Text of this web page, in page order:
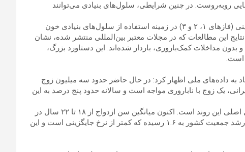
روبه‌روست. در چنین شرایطی، سلول‌های بنیادی می‌توانند
وی ادامه داد: در پژوهشگاه ابن‌سینا تاکنون سه کارآزمایی بالینی (فازهای ۱، ۲ و ۳) در زمینه استفاده از سلول‌های بنیادی خون
این مطالعات که در مجلات معتبر بین‌المللی منتشر شده، نشان
و بدون مداخلات کمک‌باروری، باردار شده‌اند. این دستاورد بزرگ،
است.
به داده‌های ملی اظهار کرد: در حال حاضر حدود سه میلیون زوج
یک زوج با ناباروری مواجه است و سالانه حدود پنج درصد به این
وی افزود: افزایش سن ازدواج و تأخیر در فرزندآوری از عوامل اصلی این روند است. اکنون میانگین سن ازدواج از ۱۸ تا ۲۲ سال در
دهه‌های گذشته به بالای ۲۸ سال رسیده است. همزمان، نرخ رشد جمعیت کشور به ۱.۶ رسیده که کمتر از نرخ جایگزینی است و این